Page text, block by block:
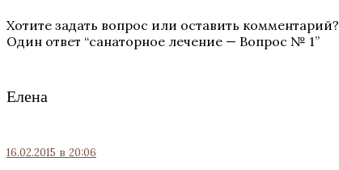
Хотите задать вопрос или оставить комментарий?
Один ответ “санаторное лечение — Вопрос № 1”
Елена
16.02.2015 в 20:06